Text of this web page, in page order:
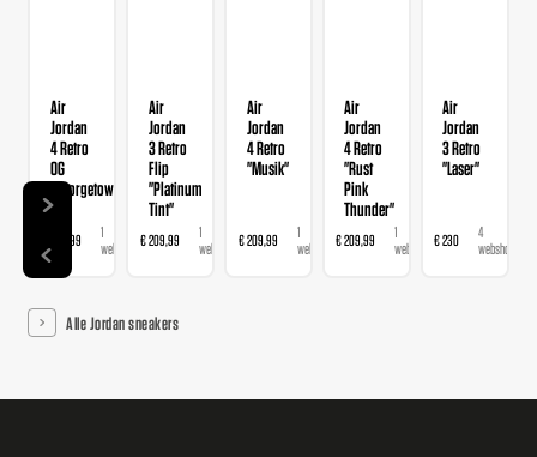
Air
Jordan
4 Retro
OG
"Georgetown"
€ 209,99
1
webshop
Air
Jordan
3 Retro
Flip
"Platinum
Tint"
€ 209,99
1
webshop
Air
Jordan
4 Retro
"Musik"
€ 209,99
1
webshop
Air
Jordan
4 Retro
"Rust
Pink
Thunder"
€ 209,99
1
webshop
Air
Jordan
3 Retro
"Laser"
€ 230
4
webshops
Alle Jordan sneakers